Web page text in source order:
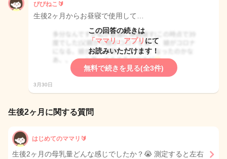
ぴぴねこ🔰
生後2ヶ月からお昼寝で使用して…
この回答の続きは
「ママリ」アプリ にて
お読みいただけます！
無料で続きを見る(全3件)
3月30日
生後2ヶ月に関する質問
はじめてのママリ🔰
生後2ヶ月の母乳量どんな感じでしたか？😭 測定すると左右